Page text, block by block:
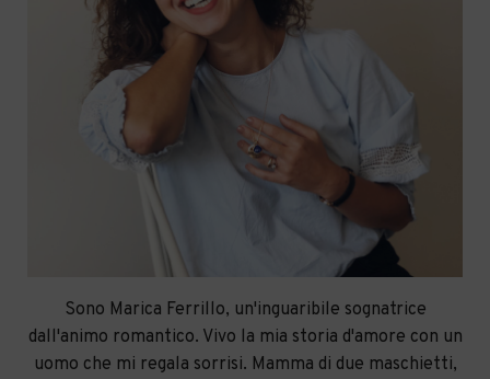
Sono Marica Ferrillo, un'inguaribile sognatrice
dall'animo romantico. Vivo la mia storia d'amore con un
uomo che mi regala sorrisi. Mamma di due maschietti,